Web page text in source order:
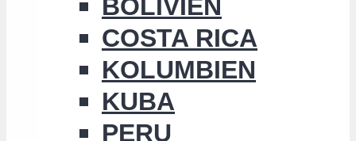
BOLIVIEN
COSTA RICA
KOLUMBIEN
KUBA
PERU